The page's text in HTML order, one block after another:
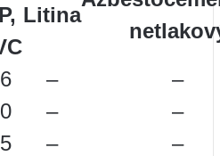
Litina
– –
– –
– –